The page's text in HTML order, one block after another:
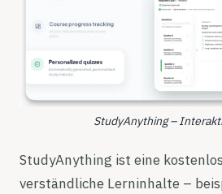
StudyAnything –
StudyAnything ist eine
verständliche Lerninhalte –